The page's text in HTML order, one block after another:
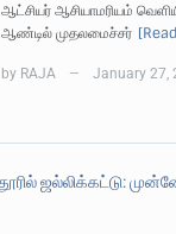
ஆட்சியர் ஆசியாமரியம்
ஆண்டில் முதலமைச்சர்
by RAJA — January 27,